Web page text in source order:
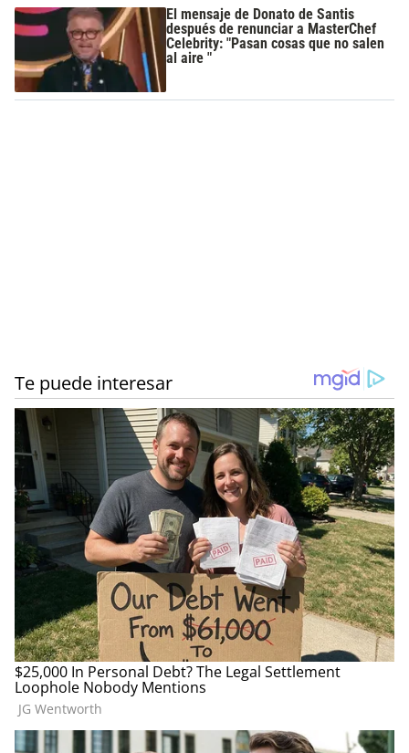
El mensaje de Donato de Santis
después de renunciar a MasterChef
Celebrity: "Pasan cosas que no salen
al aire "